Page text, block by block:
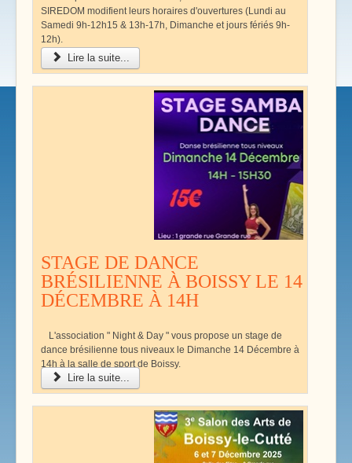
SIREDOM modifient leurs horaires d'ouvertures (Lundi au
Samedi 9h-12h15 & 13h-17h, Dimanche et jours fériés 9h-
12h).
Lire la suite...
STAGE DE DANCE
BRÉSILIENNE À BOISSY LE 14
DÉCEMBRE À 14H
L'association " Night & Day " vous propose un stage de
dance brésilienne tous niveaux le Dimanche 14 Décembre à
14h à la salle de sport de Boissy.
Lire la suite...